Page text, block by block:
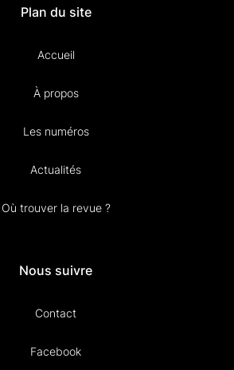
Plan du site
Accueil
À propos
Les numéros
Actualités
Où trouver la revue ?
Nous suivre
Contact
Facebook